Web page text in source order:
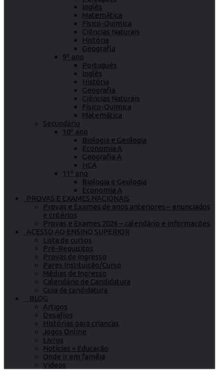
Inglês
Matemática
Físico-Química
Ciências Naturais
História
Geografia
9º ano
Português
Inglês
História
Geografia
Ciências Naturais
Físico-Química
Matemática
Secundário
10º ano
Biologia e Geologia
Economia A
Geografia A
HCA
11º ano
Biologia e Geologia
Economia A
PROVAS E EXAMES NACIONAIS
Provas e Exames de anos anteriores – enunciados
e critérios
Provas e Exames 2026 – calendário e informações
ACESSO AO ENSINO SUPERIOR
Lista de cursos
Pré-Requisitos
Provas de Ingresso
Pares Instituição/Curso
Médias de Ingresso
Calendário de Candidatura
Guia da candidatura
BLOG
Artigos
Desafios
Histórias para crianças
Jogos Online
Livros
Notícias » Educação
Onde ir em família
Vídeos